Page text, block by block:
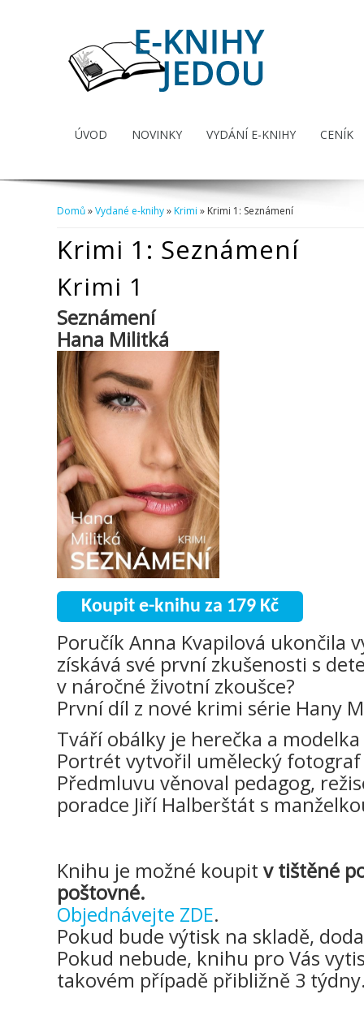
ÚVOD NOVINKY VYDÁNÍ E-KNIHY CENÍK
Domů»Vydané e-knihy»Krimi » Krimi 1: Seznámení
Krimi 1: Seznámení
Krimi 1
Seznámení
Hana Militká
Koupit e-knihu za 179 Kč
Poručík Anna Kvapilová ukončila
získává své první zkušenosti s
v náročné životní zkoušce?
První díl z nové krimi série Hany
Tváří obálky je herečka a
Portrét vytvořil umělecký
Předmluvu věnoval pedagog,
poradce Jiří Halberštát s
Knihu je možné koupit v tištěné
poštovné.
Objednávejte ZDE.
Pokud bude výtisk na skladě,
Pokud nebude, knihu pro Vás
takovém případě přibližně 3